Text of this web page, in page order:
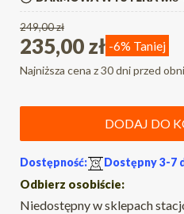
249,00 zł
235,00 zł -6% Taniej
Najniższa cena z 30 dni przed
DODAJ DO
Dostępność:
Dostępny 3-7
Odbierz osobiście:
Niedostępny w sklepach